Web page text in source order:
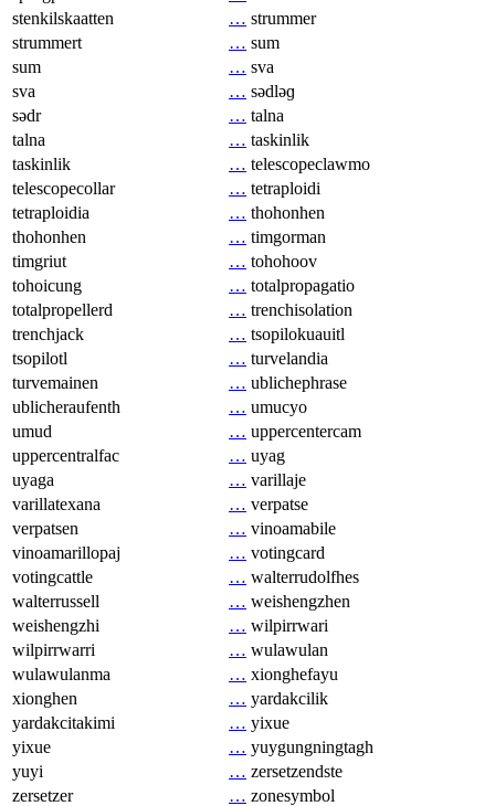
stenkilskaatten
… strummer
strummert
… sum
sum
… sva
sva
… sədləɡ
sədr
… talna
talna
… taskinlik
taskinlik
… telescopeclawmo
telescopecollar
… tetraploidi
tetraploidia
… thohonhen
thohonhen
… timgorman
timgriut
… tohohoov
tohoicung
… totalpropagatio
totalpropellerd
… trenchisolation
trenchjack
… tsopilokuauitl
tsopilotl
… turvelandia
turvemainen
… ublichephrase
ublicheraufenth
… umucyo
umud
… uppercentercam
uppercentralfac
… uyag
uyaga
… varillaje
varillatexana
… verpatse
verpatsen
… vinoamabile
vinoamarillopaj
… votingcard
votingcattle
… walterrudolfhes
walterrussell
… weishengzhen
weishengzhi
… wilpirrwari
wilpirrwarri
… wulawulan
wulawulanma
… xionghefayu
xionghen
… yardakcilik
yardakcitakimi
… yixue
yixue
… yuygungningtagh
yuyi
… zersetzendste
zersetzer
… zonesymbol